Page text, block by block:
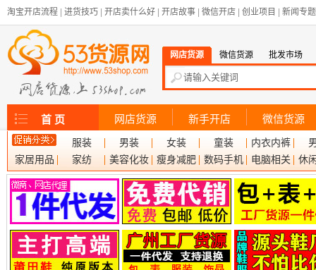
淘宝开店流程 进货技巧 开店卖什么好 开店故事 微信开店 创业项目 新闻专题
网店货源 微信货源 批发市场
首 页 网店货源 新手开店 微信货源
服装 男装 女装 童装 内衣内裤
家居用品
家纺 美容化妆 瘦身减肥 数码手机 电脑相关 休